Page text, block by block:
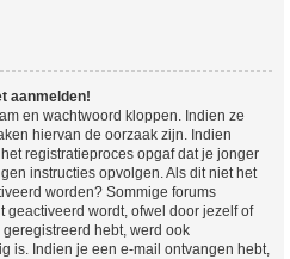
aanmelden!
en wachtwoord kloppen. Indien ze
hiervan de oorzaak zijn. Indien
registratieproces opgaf dat je jonger
instructies opvolgen. Als dit niet het
worden? Sommige forums
wordt, ofwel door jezelf of
hebt, werd ook
is. Indien je een e-mail ontvangen hebt,